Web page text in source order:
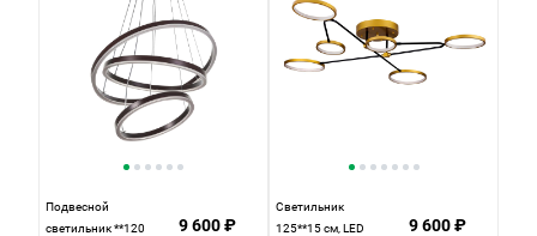
Подвесной
светильник **120
9 600 ₽
Светильник
125**15 см, LED
9 600 ₽